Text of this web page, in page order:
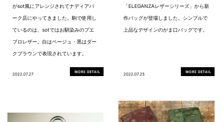
がsot風にアレンジされてナディアパ
ーク店にやってきました。駒で使用し
ているのは、sotではお馴染みのプエ
ブロレザー。白はベージュ・黒はダー
クブラウンで表現されています。
2022.07.27
「ELEGANZAレザーシリーズ」から新
作バッグが登場しました。シンプルで
上品なデザインのがま口バッグです。
2022.07.25